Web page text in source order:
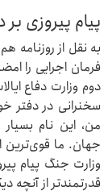
پیام پیروزی
به نقل از
فرمان اجرایی را
دوم وزارت دفاع
سخنرانی در
من، این نام
جهان. ما قوی‌ترین
وزارت جنگ پیام
قدرتمندتر از آنچه